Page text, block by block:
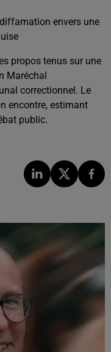
envers une
propos tenus sur une
Maréchal
correctionnel. Le
encontre, estimant
public.